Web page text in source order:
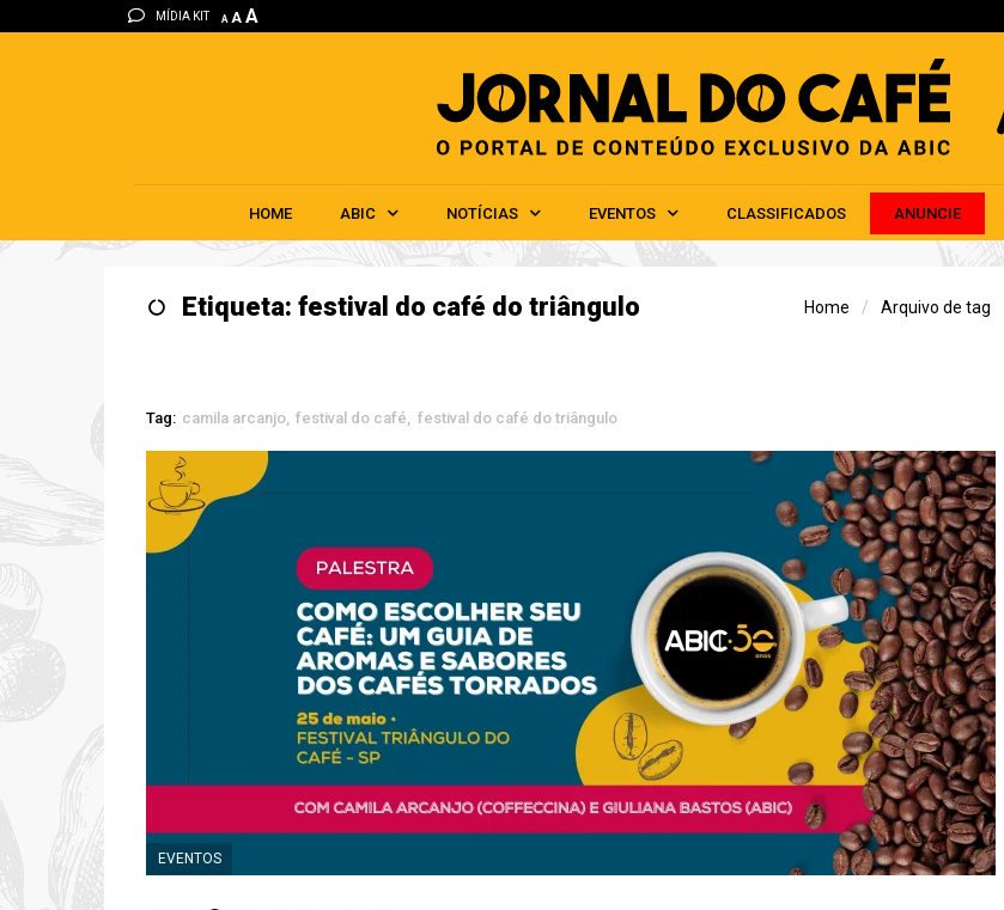
MÍDIA KIT A A A
HOME ABIC NOTÍCIAS EVENTOS CLASSIFICADOS ANUNCIE
HOME ABIC NOTÍCIAS EVENTOS
Home Arquivo de tag
Etiqueta: festival do café do triângulo
Tag: camila arcanjo festival do café festival do café do triângulo
EVENTOS